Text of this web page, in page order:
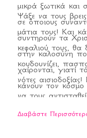
μικρά ξωτικά
σε όποιους
συντηρούν τα
στην καλοσύνη
χαίρονται, γιατί
κάνουν τον κόσμο
Ψάξε να τους
μάτια τους! Και
κεφαλιού τους, θα
κουδουνίζει,
νότες
να τους
Διαβάστε